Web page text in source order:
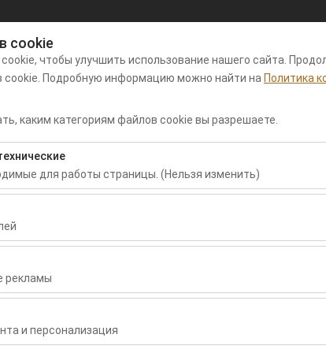
cookie
чтобы улучшить использование нашего сайта.
cookie. Подробную информацию можно найти на Политика
каким категориям файлов cookie вы разрешаете.
для работы страницы. (Нельзя изменить)
для корректной работы сайта, безопасности,
отключить.
нам анализировать, как используется наш сайт
поведение пользователей). Эти данные
и постоянного улучшения пользовательского опыта.
рекламы
показывать вам персонализированную рекламу в
эффективность наших рекламных кампаний (показы,
и персонализация
автомобили
Дата и время пуска
09:00